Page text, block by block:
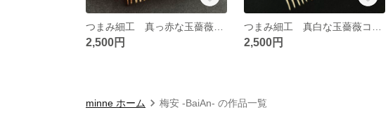
2,500円 2,500円
minne ホーム 梅安 -BaiAn- の作品一覧